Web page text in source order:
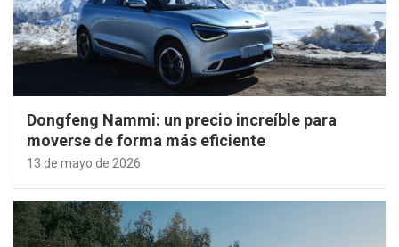
Dongfeng Nammi: un precio increíble para
moverse de forma más eficiente
13 de mayo de 2026